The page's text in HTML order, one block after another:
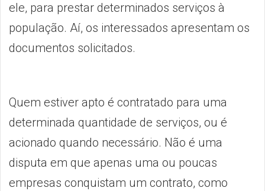
ele, para prestar determinados serviços à
população. Aí, os interessados apresentam os
documentos solicitados.
Quem estiver apto é contratado para uma
determinada quantidade de serviços, ou é
acionado quando necessário. Não é uma
disputa em que apenas uma ou poucas
empresas conquistam um contrato, como